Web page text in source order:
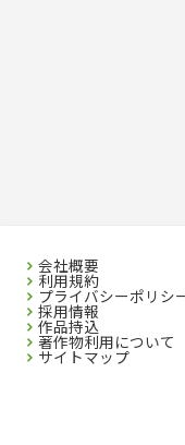
会社概要
利用規約
プライバシーポリシ
採用情報
作品持込
著作物利用について
サイトマップ